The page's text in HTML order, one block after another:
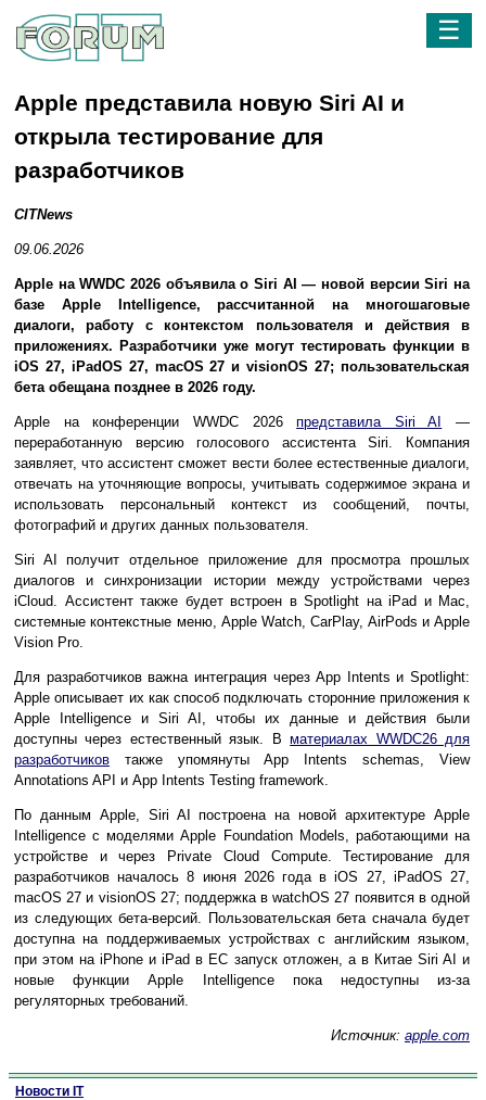
☰
Apple представила новую Siri AI и
открыла тестирование для
разработчиков
CITNews
09.06.2026
Apple на WWDC 2026 объявила о Siri AI — новой версии Siri на
базе Apple Intelligence, рассчитанной на многошаговые
диалоги, работу с контекстом пользователя и действия в
приложениях. Разработчики уже могут тестировать функции в
iOS 27, iPadOS 27, macOS 27 и visionOS 27; пользовательская
бета обещана позднее в 2026 году.
Apple на конференции WWDC 2026представила Siri AI —
переработанную версию голосового ассистента Siri. Компания
заявляет, что ассистент сможет вести более естественные диалоги,
отвечать на уточняющие вопросы, учитывать содержимое экрана и
использовать персональный контекст из сообщений, почты,
фотографий и других данных пользователя.
Siri AI получит отдельное приложение для просмотра прошлых
диалогов и синхронизации истории между устройствами через
iCloud. Ассистент также будет встроен в Spotlight на iPad и Mac,
системные контекстные меню, Apple Watch, CarPlay, AirPods и Apple
Vision Pro.
Для разработчиков важна интеграция через App Intents и Spotlight:
Apple описывает их как способ подключать сторонние приложения к
Apple Intelligence и Siri AI, чтобы их данные и действия были
доступны через естественный язык. Вматериалах WWDC26 для
разработчиков также упомянуты App Intents schemas, View
Annotations API и App Intents Testing framework.
По данным Apple, Siri AI построена на новой архитектуре Apple
Intelligence с моделями Apple Foundation Models, работающими на
устройстве и через Private Cloud Compute. Тестирование для
разработчиков началось 8 июня 2026 года в iOS 27, iPadOS 27,
macOS 27 и visionOS 27; поддержка в watchOS 27 появится в одной
из следующих бета-версий. Пользовательская бета сначала будет
доступна на поддерживаемых устройствах с английским языком,
при этом на iPhone и iPad в ЕС запуск отложен, а в Китае Siri AI и
новые функции Apple Intelligence пока недоступны из-за
регуляторных требований.
Источник: apple.com
Новости IT